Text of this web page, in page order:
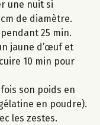
une nuit si
de diamètre.
25 min.
jaune d’œuf et
10 min pour
son poids en
en poudre).
les zestes.